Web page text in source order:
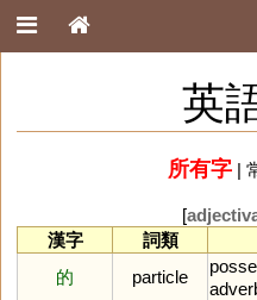
英
所有字|
[
漢字
詞類
的
particle